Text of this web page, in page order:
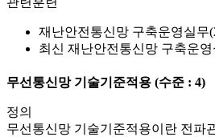
재난안전통신망 구축운영실무
최신 재난안전통신망 구축운영
무선통신망 기술기준적용 (수준 : 4)
정의
무선통신망 기술기준적용이란 전파